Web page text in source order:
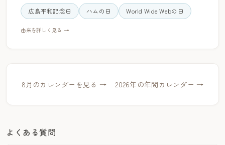
広島平和記念日 ハムの日 World Wide Webの日
由来を詳しく見る →
8月のカレンダーを見る → 2026年の年間カレンダー →
よくある質問